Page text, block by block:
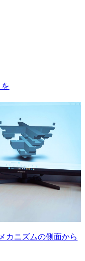
カニズムの側面から